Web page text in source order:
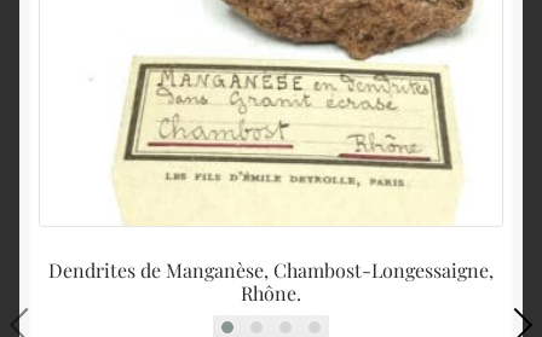
Dendrites de Manganèse, Chambost-Longessaigne,
Rhône.